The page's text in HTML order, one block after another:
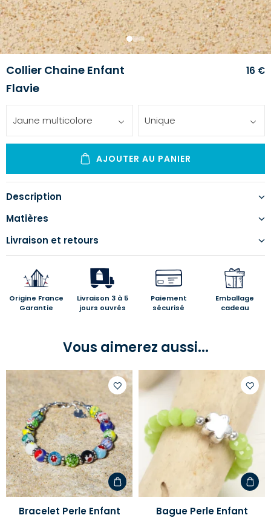
1 23
Collier Chaine Enfant
Flavie
16 €
Jaune multicolore Unique
AJOUTER AU PANIER
Description
Matières
Livraison et retours
Origine France
Garantie
Livraison 3 à 5
jours ouvrés
Paiement
sécurisé
Emballage
cadeau
Vous aimerez aussi...
Ajouter
à
votre
liste
d'envies
Bracelet Perle Enfant
votre
liste
Bague Perle Enfant